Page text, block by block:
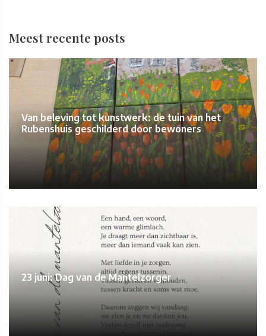
Meest recente posts
Van beleving tot kunstwerk: de tuin van het
Rubenshuis geschilderd door bewoners
23 juni: Dag van de Mantelzorger